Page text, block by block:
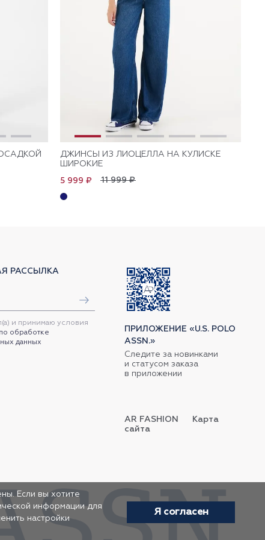
ДЖИНСЫ ИЗ ЛИОЦЕЛЛА НА КУЛИСКЕ
ШИРОКИЕ
11 999 ₽
5 999 ₽
РАССЫЛКА
и принимаю условия
обработке
данных
ПРИЛОЖЕНИЕ «U.S. POLO
ASSN.»
Следите за новинками
и статусом заказа
в приложении
AR FASHION
Карта
сайта
Если вы хотите
информации для
настройки
Я согласен